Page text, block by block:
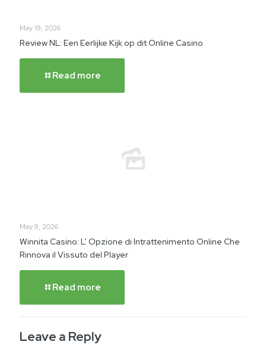
May 19, 2026
Review NL: Een Eerlijke Kijk op dit Online Casino
Read more
May 9, 2026
Winnita Casino: L’ Opzione di Intrattenimento Online Che
Rinnova il Vissuto del Player
Read more
Leave a Reply